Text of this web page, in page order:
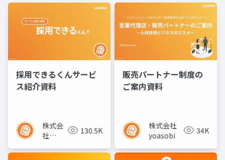
採用できるくんサービ
ス紹介資料
株式会
社
130.5K
販売パートナー制度の
ご案内資料
株式会社
yoasobi
34K